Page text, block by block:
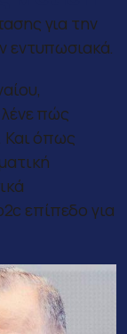
για την
εντυπωσιακά.
πώς
Και όπως
επίπεδο για